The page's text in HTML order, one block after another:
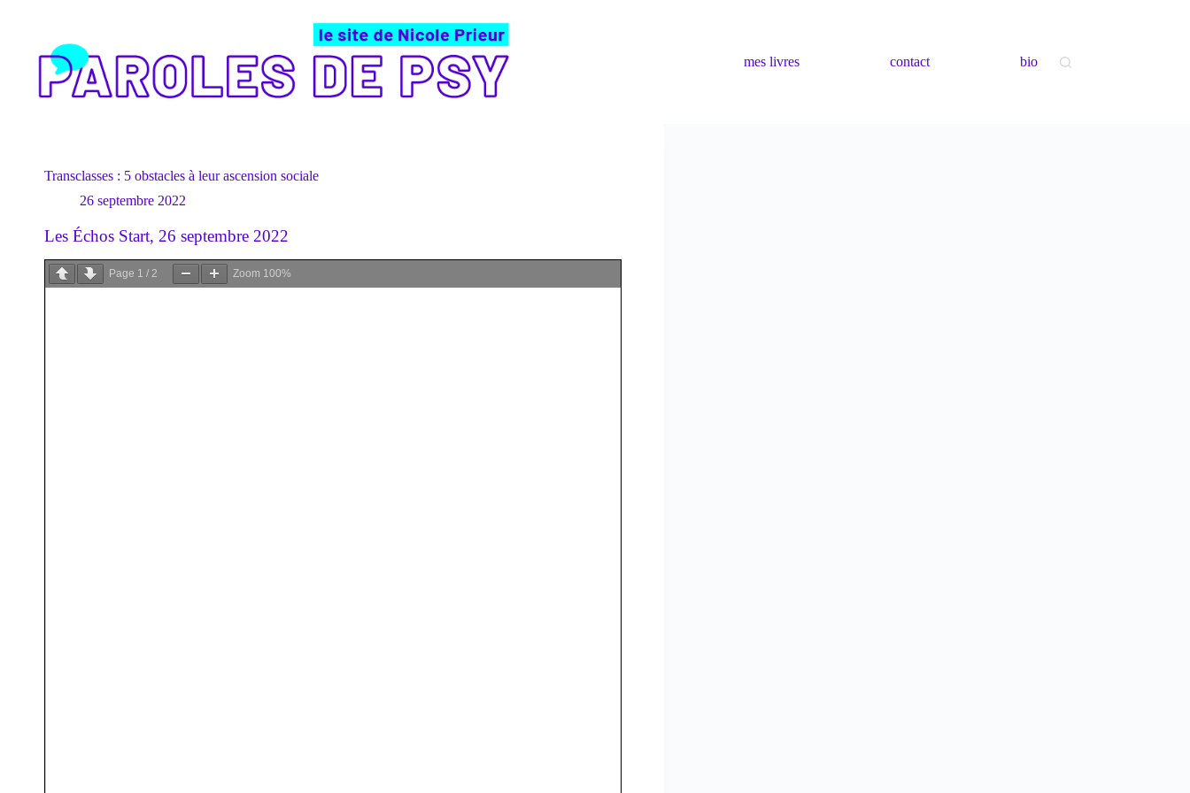
mes livres
contact bio
Transclasses : 5 obstacles à leur ascension sociale
26 septembre 2022
Les Échos Start, 26 septembre 2022
Page 1 / 2 Zoom 100%